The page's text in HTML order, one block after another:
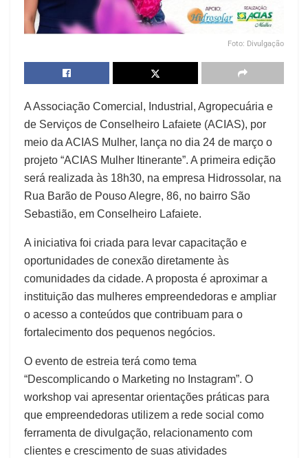
Foto: Divulgação
A Associação Comercial, Industrial, Agropecuária e
de Serviços de Conselheiro Lafaiete (ACIAS), por
meio da ACIAS Mulher, lança no dia 24 de março o
projeto “ACIAS Mulher Itinerante”. A primeira edição
será realizada às 18h30, na empresa Hidrossolar, na
Rua Barão de Pouso Alegre, 86, no bairro São
Sebastião, em Conselheiro Lafaiete.
A iniciativa foi criada para levar capacitação e
oportunidades de conexão diretamente às
comunidades da cidade. A proposta é aproximar a
instituição das mulheres empreendedoras e ampliar
o acesso a conteúdos que contribuam para o
fortalecimento dos pequenos negócios.
O evento de estreia terá como tema
“Descomplicando o Marketing no Instagram”. O
workshop vai apresentar orientações práticas para
que empreendedoras utilizem a rede social como
ferramenta de divulgação, relacionamento com
clientes e crescimento de suas atividades